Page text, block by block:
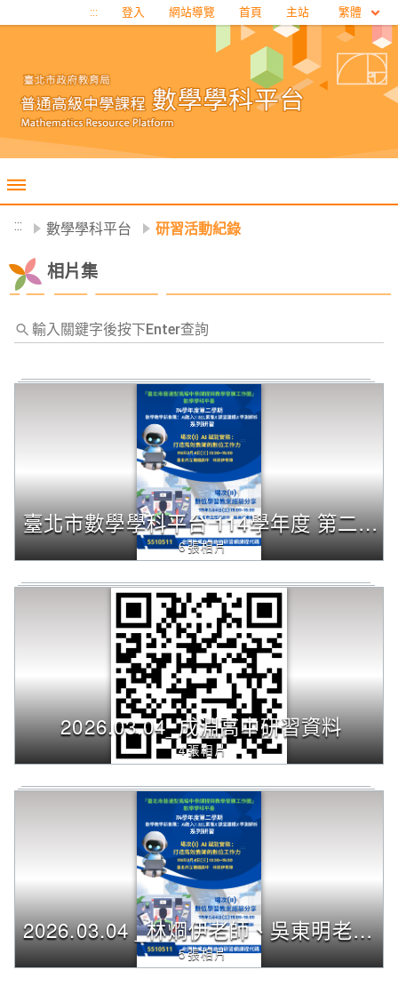
移至網頁之主要內容區位置
::: 登入 網站導覽 首頁 主站 繁體
::: 數學學科平台 研習活動紀錄
相片集
輸
入
Enter
查
詢，
下
臺北市數學學科平台 114學年度 第二學期 研習活動 宣傳海報
6張相片
2026.03.04_成淵高中研習資料
4張相片
2026.03.04 _林烱伊老師、吳東明老師_成淵高中_AI 賦能實務：打造高效教師的數位工作力暨數位學習教案經驗分享
5張相片